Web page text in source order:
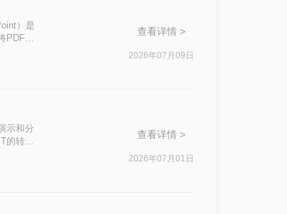
）是
PDF文
查看详情 >
2026年07月09日
示和分
的转
查看详情 >
2026年07月01日